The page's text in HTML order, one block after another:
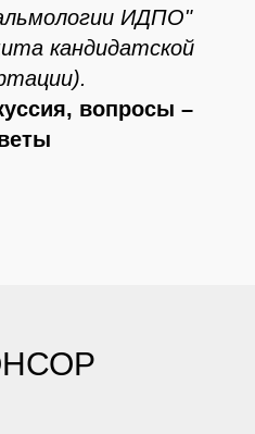
ИДПО"
кандидатской
вопросы –